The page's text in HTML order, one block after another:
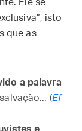
Ele se
isto
que as
a palavra
(Ef